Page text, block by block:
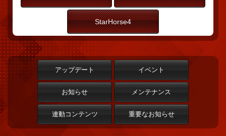
StarHorse4
アップデート イベント
お知らせ メンテナンス
連動コンテンツ 重要なお知らせ